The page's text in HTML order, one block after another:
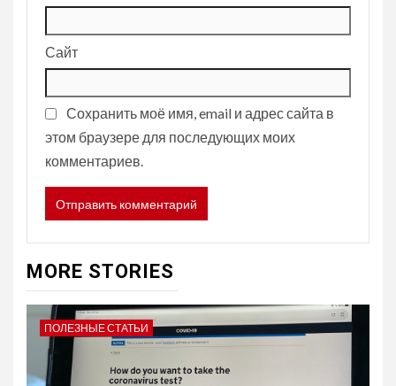
Сайт
Сохранить моё имя, email и адрес сайта в
этом браузере для последующих моих
комментариев.
MORE STORIES
ПОЛЕЗНЫЕ СТАТЬИ